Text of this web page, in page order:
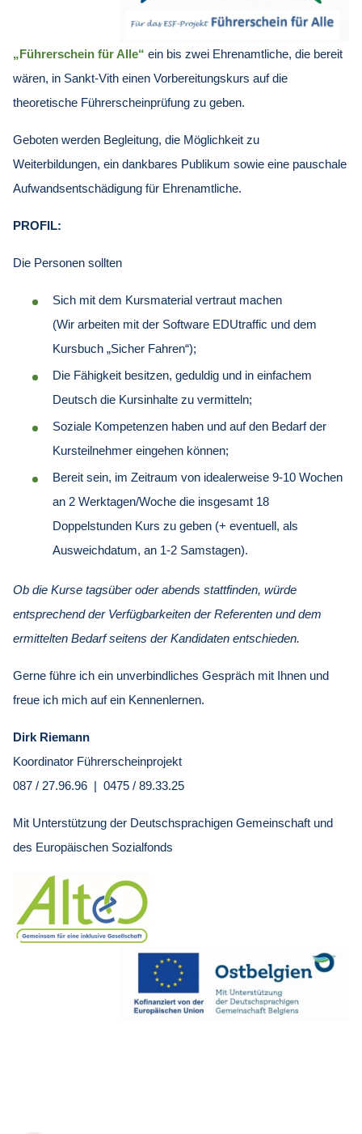
„Führerschein für Alle“ ein bis zwei Ehrenamtliche, die bereit
wären, in Sankt-Vith einen Vorbereitungskurs auf die
theoretische Führerscheinprüfung zu geben.
Geboten werden Begleitung, die Möglichkeit zu
Weiterbildungen, ein dankbares Publikum sowie eine pauschale
Aufwandsentschädigung für Ehrenamtliche.
PROFIL:
Die Personen sollten
Sich mit dem Kursmaterial vertraut machen
(Wir arbeiten mit der Software EDUtraffic und dem
Kursbuch „Sicher Fahren“);
Die Fähigkeit besitzen, geduldig und in einfachem
Deutsch die Kursinhalte zu vermitteln;
Soziale Kompetenzen haben und auf den Bedarf der
Kursteilnehmer eingehen können;
Bereit sein, im Zeitraum von idealerweise 9-10 Wochen
an 2 Werktagen/Woche die insgesamt 18
Doppelstunden Kurs zu geben (+ eventuell, als
Ausweichdatum, an 1-2 Samstagen).
Ob die Kurse tagsüber oder abends stattfinden, würde
entsprechend der Verfügbarkeiten der Referenten und dem
ermittelten Bedarf seitens der Kandidaten entschieden.
Gerne führe ich ein unverbindliches Gespräch mit Ihnen und
freue ich mich auf ein Kennenlernen.
Dirk Riemann
Koordinator Führerscheinprojekt
087 / 27.96.96 | 0475 / 89.33.25
Mit Unterstützung der Deutschsprachigen Gemeinschaft und
des Europäischen Sozialfonds